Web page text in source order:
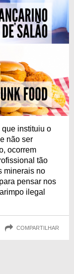
que instituiu o
não ser
ocorrem
tão
minerais no
pensar nos
ilegal
COMPARTILHAR